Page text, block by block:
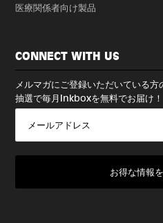
医療関係者向け製品
CONNECT WITH US
メルマガにご登録いただいている方
抽選で毎月Inkboxを無料でお届け！